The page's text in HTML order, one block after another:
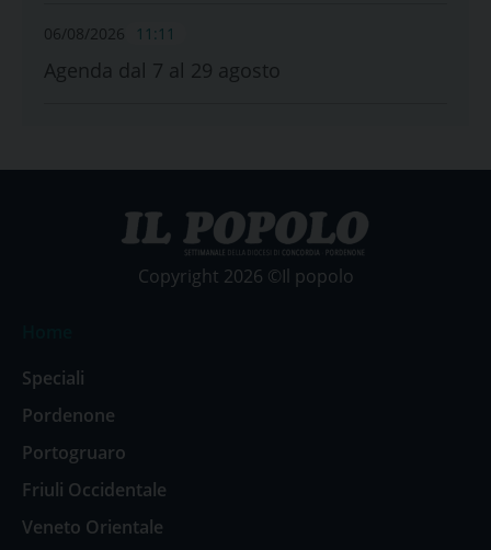
06/08/2026 11:11
Agenda dal 7 al 29 agosto
Copyright 2026 ©Il popolo
Speciali
Pordenone
Portogruaro
Friuli Occidentale
Veneto Orientale